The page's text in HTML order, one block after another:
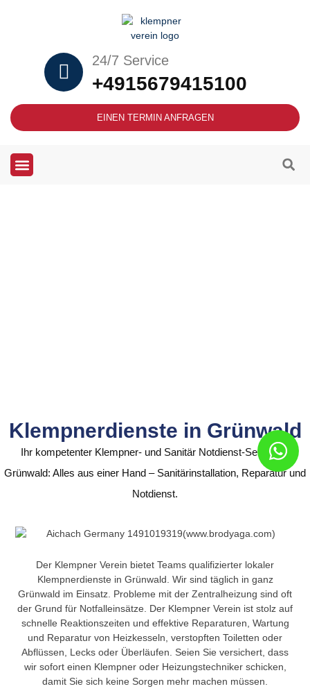
24/7 Service
+4915679415100
EINEN TERMIN ANFRAGEN
Klempnerdienste in Grünwald
Ihr kompetenter Klempner- und Sanitär Notdienst-Service in
Grünwald: Alles aus einer Hand – Sanitärinstallation, Reparatur und
Notdienst.
Der Klempner Verein bietet Teams qualifizierter lokaler
Klempnerdienste in Grünwald. Wir sind täglich in ganz
Grünwald im Einsatz. Probleme mit der Zentralheizung sind oft
der Grund für Notfalleinsätze. Der Klempner Verein ist stolz auf
schnelle Reaktionszeiten und effektive Reparaturen, Wartung
und Reparatur von Heizkesseln, verstopften Toiletten oder
Abflüssen, Lecks oder Überläufen. Seien Sie versichert, dass
wir sofort einen Klempner oder Heizungstechniker schicken,
damit Sie sich keine Sorgen mehr machen müssen.